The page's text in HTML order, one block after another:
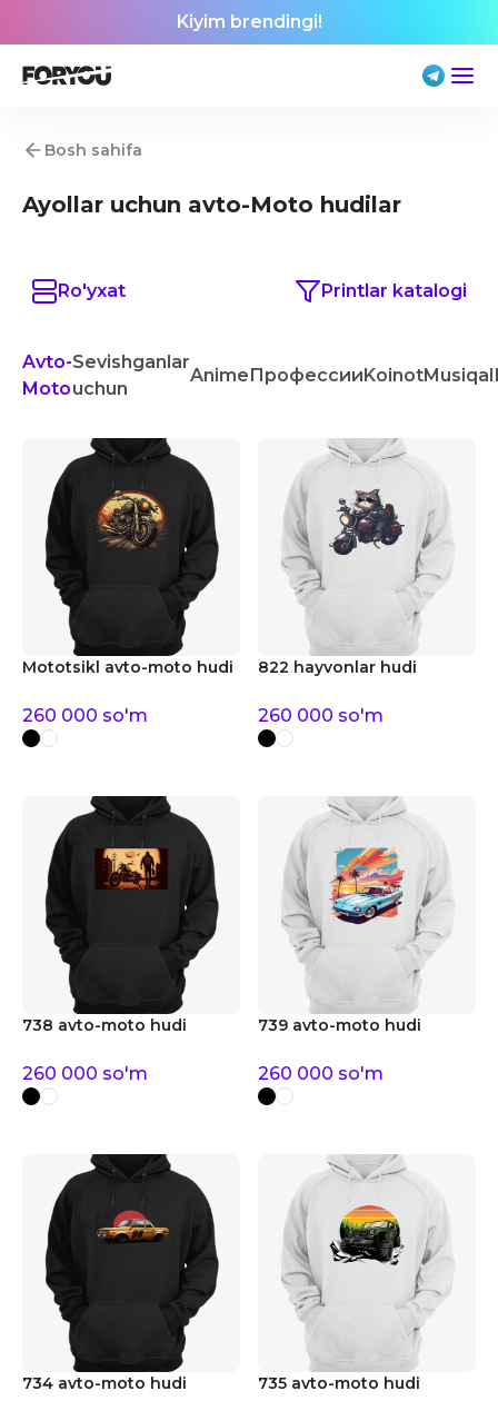
Kiyim brendingi!
Bosh sahifa
Ayollar uchun avto-Moto hudilar
Ro'yxat Printlar katalogi
Avto-
Moto
Sevishganlar
uchun
AnimeПрофессииKoinotMusiqa
Mototsikl avto-moto hudi
260 000 so'm
822 hayvonlar hudi
260 000 so'm
738 avto-moto hudi
260 000 so'm
739 avto-moto hudi
260 000 so'm
734 avto-moto hudi 735 avto-moto hudi